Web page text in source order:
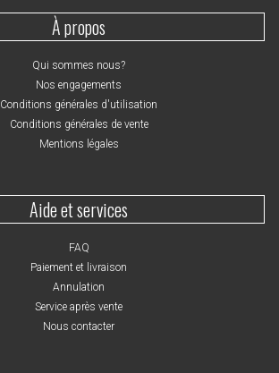
À propos
Qui sommes nous?
Nos engagements
Conditions générales d'utilisation
Conditions générales de vente
Mentions légales
Aide et services
FAQ
Paiement et livraison
Annulation
Service après vente
Nous contacter